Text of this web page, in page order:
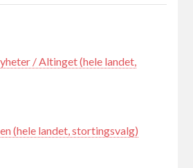
/ Altinget (hele landet,
(hele landet, stortingsvalg)